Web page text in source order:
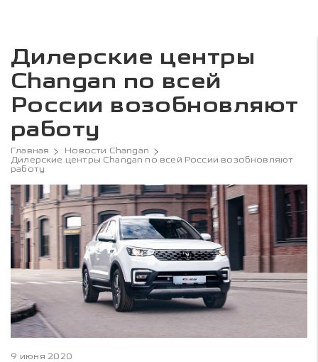
Дилерские центры
Changan по всей
России возобновляют
работу
Главная
Новости Changan
Дилерские центры Changan по всей России возобновляют
работу
9 июня 2020